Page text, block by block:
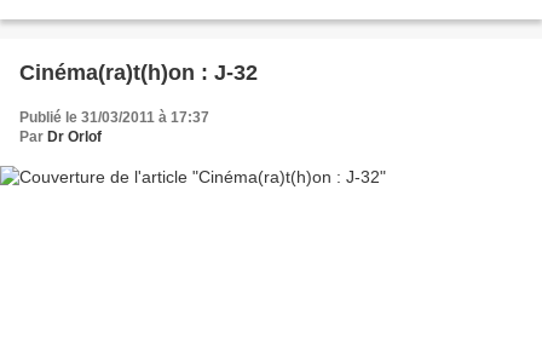
Cinéma(ra)t(h)on : J-32
Publié le 31/03/2011 à 17:37
Par Dr Orlof